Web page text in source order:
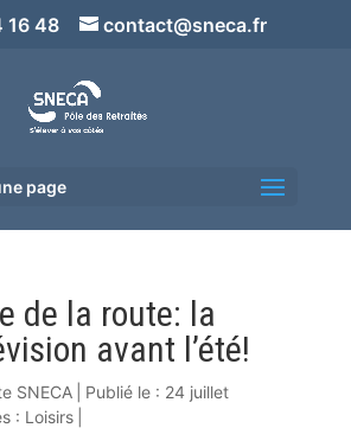
16 48 contact@sneca.fr
page
de la route: la
avant l’été!
SNECA
Publié le : 24 juillet
: Loisirs